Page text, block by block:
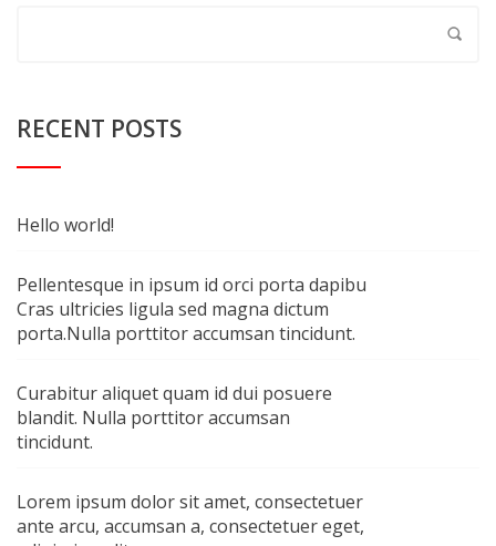
RECENT POSTS
Hello world!
Pellentesque in ipsum id orci porta dapibu
Cras ultricies ligula sed magna dictum
porta.Nulla porttitor accumsan tincidunt.
Curabitur aliquet quam id dui posuere
blandit. Nulla porttitor accumsan
tincidunt.
Lorem ipsum dolor sit amet, consectetuer
ante arcu, accumsan a, consectetuer eget,